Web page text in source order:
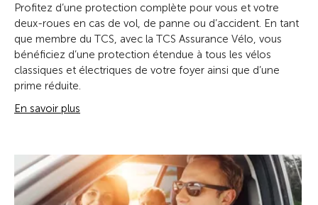
Profitez d’une protection complète pour vous et votre
deux-roues en cas de vol, de panne ou d’accident. En tant
que membre du TCS, avec la TCS Assurance Vélo, vous
bénéficiez d’une protection étendue à tous les vélos
classiques et électriques de votre foyer ainsi que d’une
prime réduite.
En savoir plus